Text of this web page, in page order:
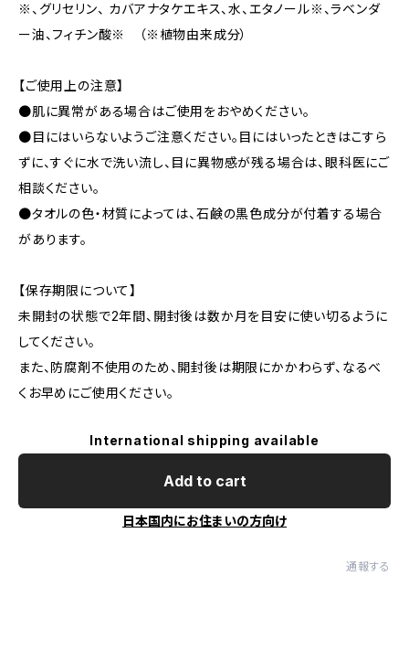
※、グリセリン、 カバアナタケエキス、水、エタノール※、ラベンダ
ー油、フィチン酸※ （※植物由来成分）
【ご使用上の注意】
●肌に異常がある場合はご使用をおやめください。
●目にはいらないようご注意ください。目にはいったときはこすら
ずに、すぐに水で洗い流し、目に異物感が残る場合は、眼科医にご
相談ください。
●タオルの色・材質によっては、石鹸の黒色成分が付着する場合
があります。
【保存期限について】
未開封の状態で2年間、開封後は数か月を目安に使い切るように
してください。
また、防腐剤不使用のため、開封後は期限にかかわらず、なるべ
くお早めにご使用ください。
International shipping available
Add to cart
日本国内にお住まいの方向け
通報する